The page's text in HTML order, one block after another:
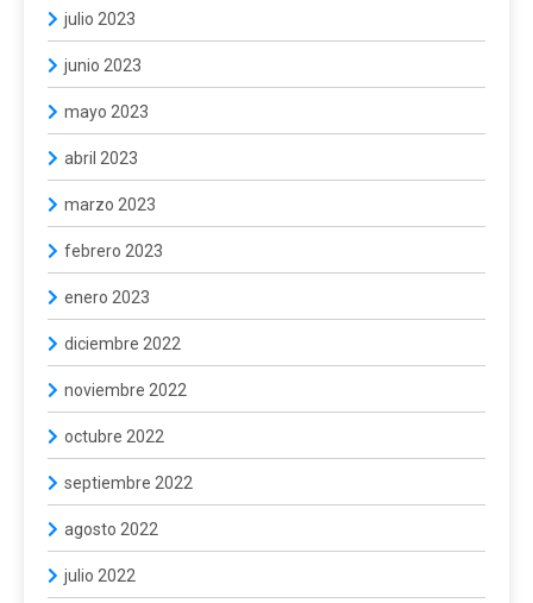
julio 2023
junio 2023
mayo 2023
abril 2023
marzo 2023
febrero 2023
enero 2023
diciembre 2022
noviembre 2022
octubre 2022
septiembre 2022
agosto 2022
julio 2022